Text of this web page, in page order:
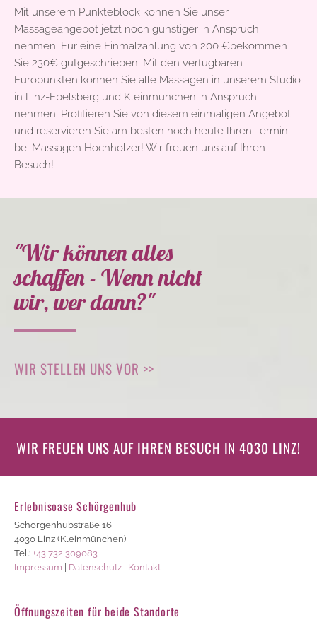
Mit unserem Punkteblock können Sie unser
Massageangebot jetzt noch günstiger in Anspruch
nehmen. Für eine Einmalzahlung von 200 €bekommen
Sie 230€ gutgeschrieben. Mit den verfügbaren
Europunkten können Sie alle Massagen in unserem Studio
in Linz-Ebelsberg und Kleinmünchen in Anspruch
nehmen. Profitieren Sie von diesem einmaligen Angebot
und reservieren Sie am besten noch heute Ihren Termin
bei Massagen Hochholzer! Wir freuen uns auf Ihren
Besuch!
"Wir können alles
schaffen - Wenn nicht
wir, wer dann?"
WIR STELLEN UNS VOR >>
WIR FREUEN UNS AUF IHREN BESUCH IN 4030 LINZ!
Erlebnisoase Schörgenhub
Schörgenhubstraße 16
4030 Linz (Kleinmünchen)
Tel.: +43 732 309083
Impressum
Datenschutz Kontakt
Öffnungszeiten für beide Standorte